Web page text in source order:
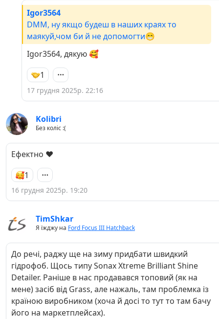
Igor3564
DMM, ну якщо будеш в наших краях то
маякуй,чом би й не допомогти😁
Igor3564, дякую 🥰
1
17 грудня 2025р. 22:16
Kolibri
Без коліс :(
Ефектно ❤️
1
16 грудня 2025р. 19:20
TimShkar
Я їжджу на Ford Focus III Hatchback
До речі, раджу ще на зиму придбати швидкий
гідрофоб. Щось типу Sonax Xtreme Brilliant Shine
Detailer. Раніше в нас продавався топовий (як на
мене) засіб від Grass, але нажаль, там проблемка із
країною виробником (хоча й досі то тут то там бачу
його на маркетплейсах).